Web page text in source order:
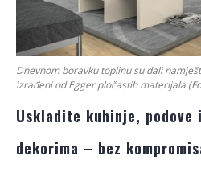
Dnevnom boravku toplinu su dali
izrađeni od Egger pločastih materijala
Uskladite kuhinje,
dekorima – bez